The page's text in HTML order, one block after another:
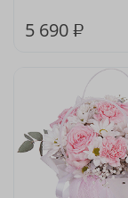
5 690 ₽